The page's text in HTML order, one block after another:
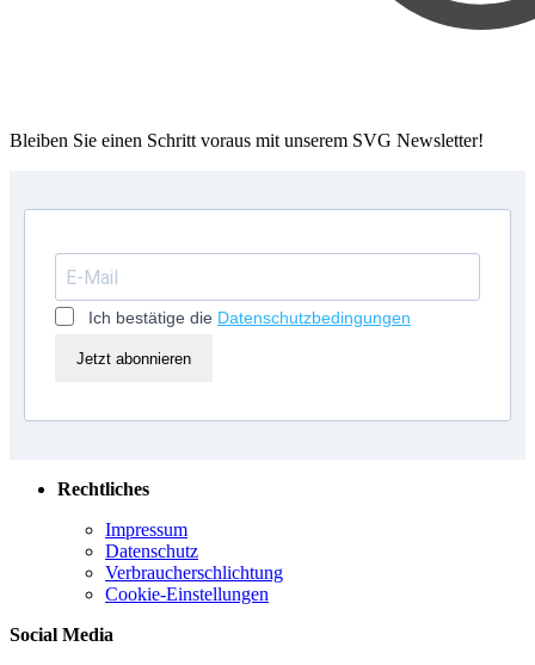
Bleiben Sie einen Schritt voraus mit unserem SVG Newsletter!
Ich bestätige die Datenschutzbedingungen
Jetzt abonnieren
Rechtliches
Impressum
Datenschutz
Verbraucherschlichtung
Cookie-Einstellungen
Social Media